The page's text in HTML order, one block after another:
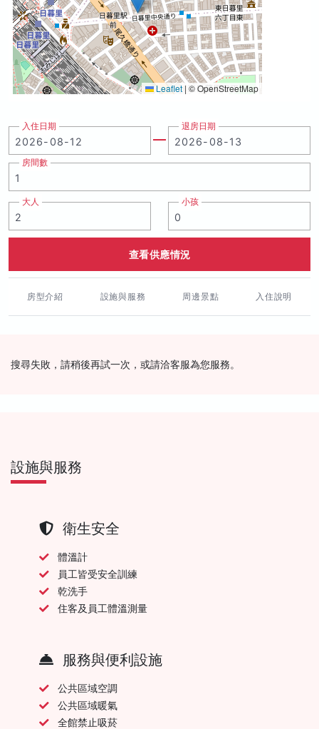
Leaflet | © OpenStreetMap
入住日期 退房日期
房間數
大人 小孩
查看供應情況
房型介紹 設施與服務 周邊景點 入住說明
搜尋失敗，請稍後再試一次，或請洽客服為您服務。
設施與服務
衛生安全
體溫計
員工皆受安全訓練
乾洗手
住客及員工體溫測量
服務與便利設施
公共區域空調
公共區域暖氣
全館禁止吸菸